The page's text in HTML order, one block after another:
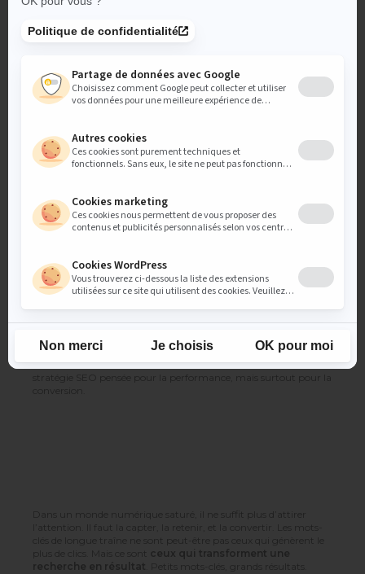
ce que nous mettons en place chez
Notre expertise e-commerce s’inscrit dansune vision globale
du digital. Lorsque nous accompagnons nos client dans la
nous contentons pas de penser design ou ergonomie. Chaque
choix que nous faisons, de l’architecture du site au parcours
utilisateur, est penséen lien étroit avec une stratégie de
référencement naturel solide et durable . Car pour qu’un
bien positionné, et capable d’
Notre approche du SEO repose surune logique
d’alignement entre les objectifs business, le contenu
proposé, et les attentes des utilisateurs. Et c’est
précisément là que la longue traîne devient unlevier
redoutable
: elle permet de capter des prospects là où ils se
trouvent, avec des requêtes précises, souvent révélatrices d’un
besoin concret ou d’une intention d’achat bien définie. C’est une
stratégie SEO pensée pour la performance, mais surtout pour la
conversion.
Dans un monde numérique saturé, il ne suffit plus d’attirer
l’attention. Il faut la capter, la retenir, et la convertir. Les mots-
clés de longue traîne ne sont peut-être pas ceux qui génèrent le
plus de clics. Mais ce sont ceux qui transforment une
recherche en résultat . Petits mots-clés, grands résultats.